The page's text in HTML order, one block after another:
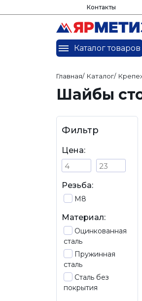
Контакты
Каталог товаров
Главная/ Каталог/
Шайбы
Фильтр
Цена:
Резьба:
М8
Материал:
Оцинкованная
сталь
Пружинная
сталь
Сталь без
покрытия